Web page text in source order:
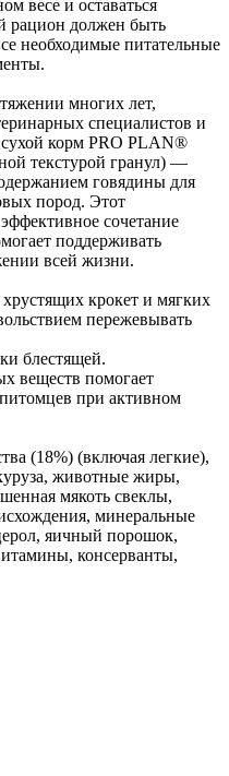
весе и оставаться
рацион должен быть
необходимые питательные
многих лет,
специалистов и
сухой корм PRO PLAN®
текстурой гранул) —
говядины для
пород. Этот
сочетание
поддерживать
всей жизни.
крокет и мягких
пережевывать
блестящей.
веществ помогает
при активном
(18%) (включая легкие),
животные жиры,
мякоть свеклы,
минеральные
яичный порошок,
консерванты,